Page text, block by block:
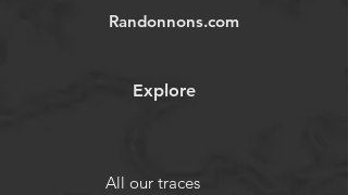
utilisateur est responsable de sa
capacités physiques avant
dommage matériel.
Randonnons.com
Explore
All our traces